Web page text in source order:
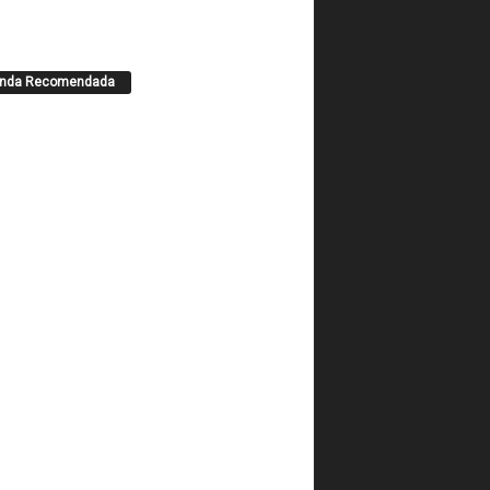
Recomendada